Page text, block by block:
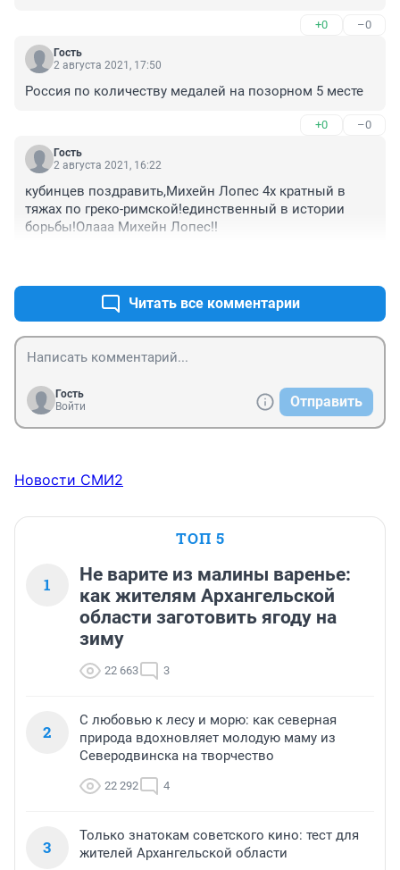
+0 –0
Гость
2 августа 2021, 17:50
Россия по количеству медалей на позорном 5 месте
+0 –0
Гость
2 августа 2021, 16:22
кубинцев поздравить,Михейн Лопес 4х кратный в
тяжах по греко-римской!единственный в истории
борьбы!Олааа Михейн Лопес!!
Читать все комментарии
Гость
Войти
Отправить
Новости СМИ2
ТОП 5
1
Не варите из малины варенье:
как жителям Архангельской
области заготовить ягоду на
зиму
22 663 3
2
С любовью к лесу и морю: как северная
природа вдохновляет молодую маму из
Северодвинска на творчество
22 292 4
3
Только знатокам советского кино: тест для
жителей Архангельской области